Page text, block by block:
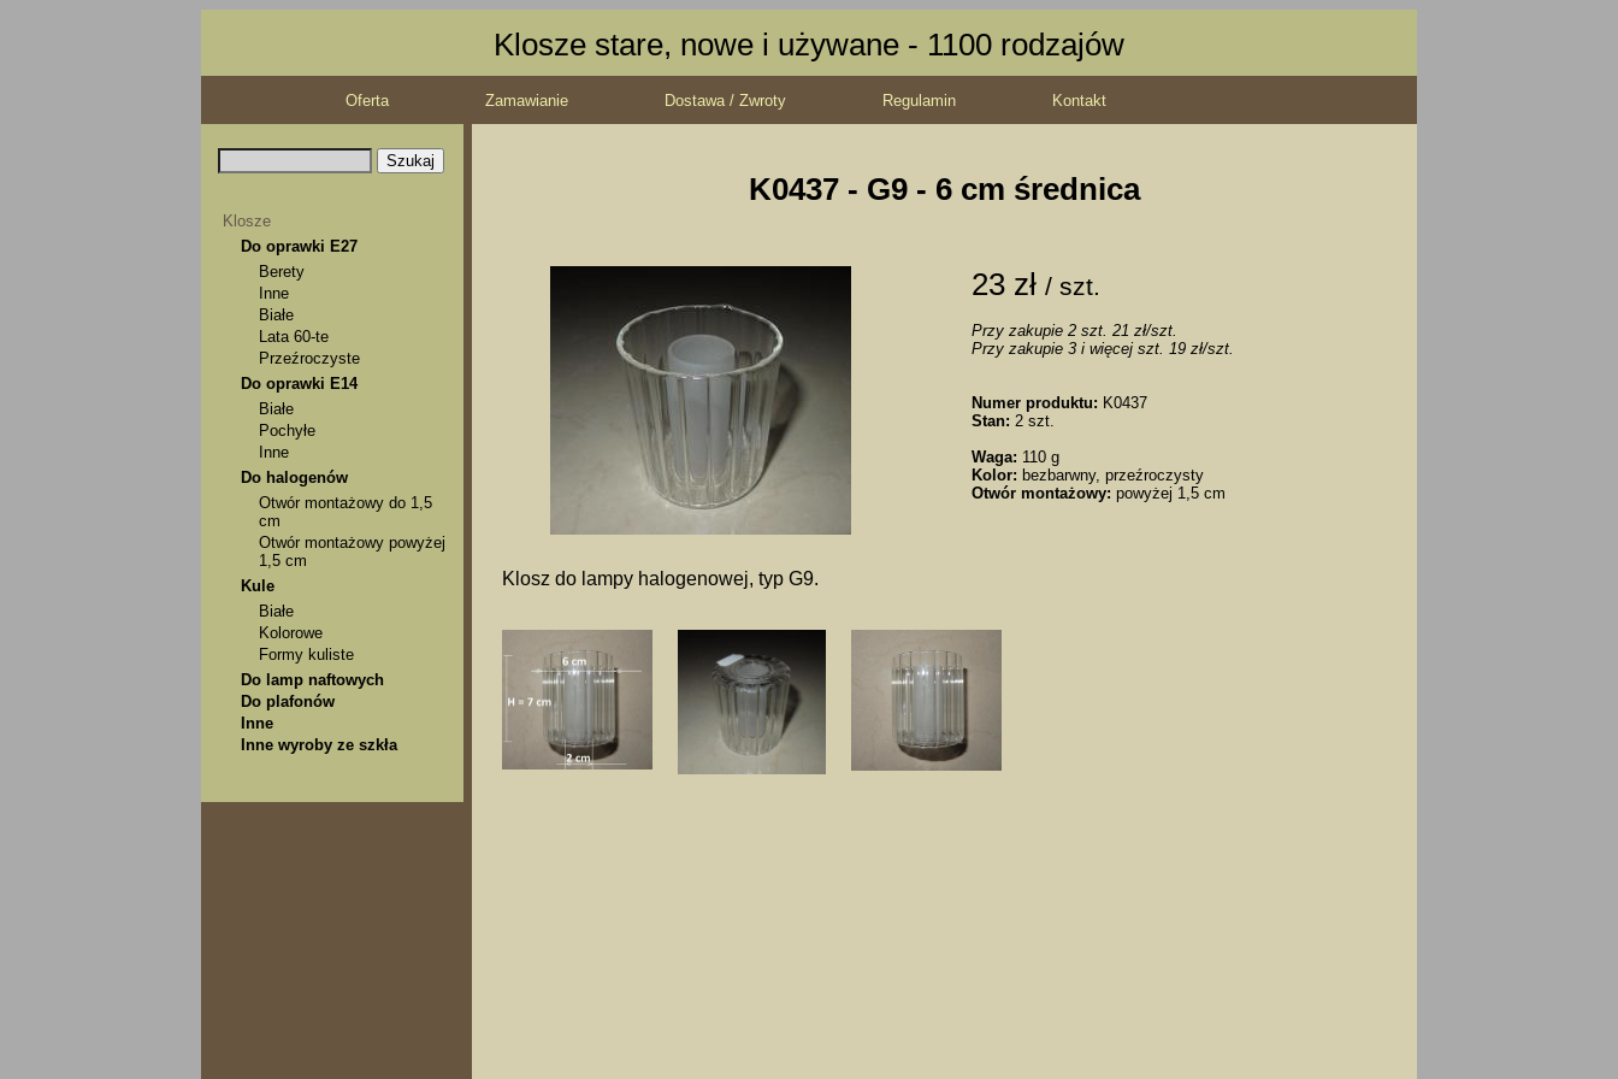
Klosze stare, nowe i używane - 1100 rodzajów
Oferta Zamawianie Dostawa / Zwroty Regulamin Kontakt
Klosze
Do oprawki E27
Berety
Inne
Białe
Lata 60-te
Przeźroczyste
Do oprawki E14
Białe
Pochyłe
Inne
Do halogenów
Otwór montażowy do 1,5
cm
Otwór montażowy powyżej
1,5 cm
Kule
Białe
Kolorowe
Formy kuliste
Do lamp naftowych
Do plafonów
Inne
Inne wyroby ze szkła
K0437 - G9 - 6 cm średnica
23 zł / szt.
Przy zakupie 2 szt. 21 zł/szt.
Przy zakupie 3 i więcej szt. 19 zł/szt.
Numer produktu: K0437
Stan: 2 szt.
Waga: 110 g
Kolor: bezbarwny, przeźroczysty
Otwór montażowy: powyżej 1,5 cm
Klosz do lampy halogenowej, typ G9.